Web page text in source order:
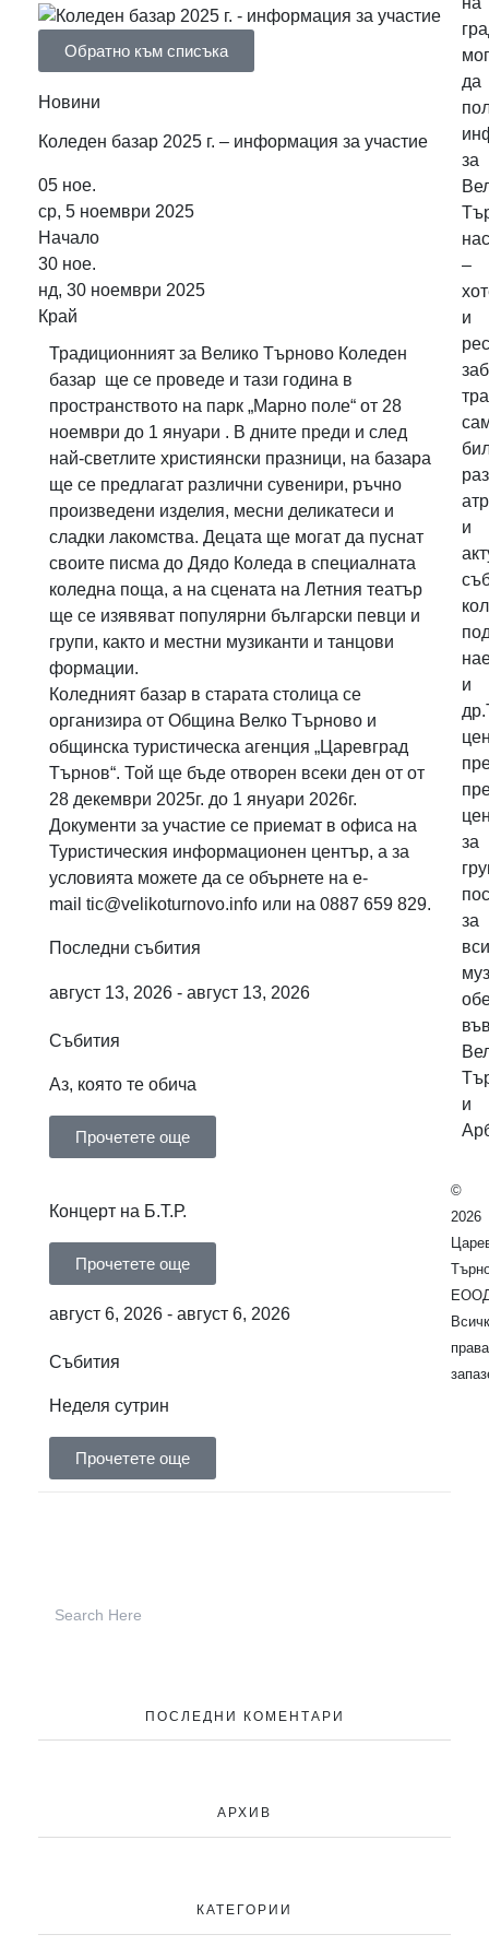
Обратно към списъка
Новини
Коледен базар 2025 г. – информация за участие
05 ное.
ср, 5 ноември 2025
Начало
30 ное.
нд, 30 ноември 2025
Край
Традиционният за Велико Търново Коледен
базар ще се проведе и тази година в
пространството на парк „Марно поле“ от 28
ноември до 1 януари . В дните преди и след
най-светлите християнски празници, на базара
ще се предлагат различни сувенири, ръчно
произведени изделия, месни деликатеси и
сладки лакомства. Децата ще могат да пуснат
своите писма до Дядо Коледа в специалната
коледна поща, а на сцената на Летния театър
ще се изявяват популярни български певци и
групи, както и местни музиканти и танцови
формации.
Коледният базар в старата столица се
организира от Община Велко Търново и
oбщинска туристическа агенция „Царевград
Търнов“. Той ще бъде отворен всеки ден от от
28 декември 2025г. до 1 януари 2026г.
Документи за участие се приемат в офиса на
Туристическия информационен център, а за
условията можете да се обърнете на e-
mail tic@velikoturnovo.info или на 0887 659 829.
Последни събития
август 13, 2026 - август 13, 2026
Събития
Аз, която те обича
Прочетете още
Концерт на Б.Т.Р.
Прочетете още
август 6, 2026 - август 6, 2026
Събития
Неделя сутрин
Прочетете още
ПОСЛЕДНИ КОМЕНТАРИ
АРХИВ
КАТЕГОРИИ
да
за
–
и
и
и
за
за
и
©
2026
права